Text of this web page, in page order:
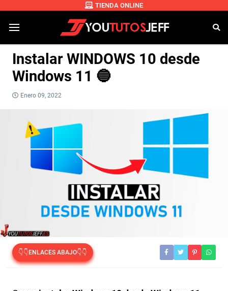
TIENDA ONLINE
Instalar WINDOWS 10 desde
Windows 11 🔵
Enero 09, 2022
👇👇ENLACES ABAJO👇👇